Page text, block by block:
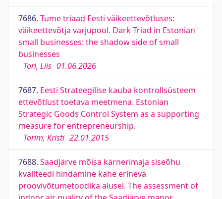
7686. Tume triaad Eesti väikeettevõtluses:
väikeettevõtja varjupool. Dark Triad in Estonian
small businesses: the shadow side of small
businesses
Tori, Liis 01.06.2026
7687. Eesti Strateegilise kauba kontrollsüsteem
ettevõtlust toetava meetmena. Estonian
Strategic Goods Control System as a supporting
measure for entrepreneurship.
Torim, Kristi 22.01.2015
7688. Saadjärve mõisa kärnerimaja siseõhu
kvaliteedi hindamine kahe erineva
proovivõtumetoodika alusel. The assessment of